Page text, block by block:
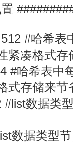
#哈希
紧凑格式存
#哈希表中
式存储来节
#list数据类
数据类型